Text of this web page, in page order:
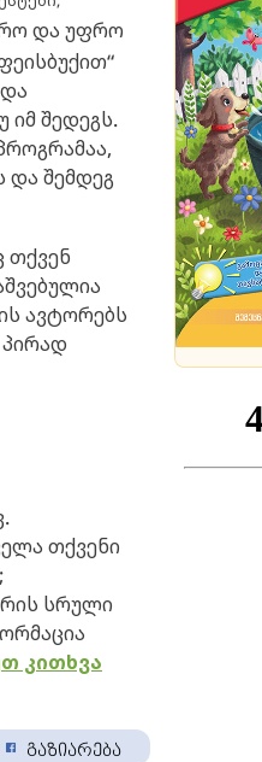
და უფრო
იმ შედეგს.
შემდეგ
თქვენ
ავტორებს
თქვენი
სრული
კითხვა
გაზიარება